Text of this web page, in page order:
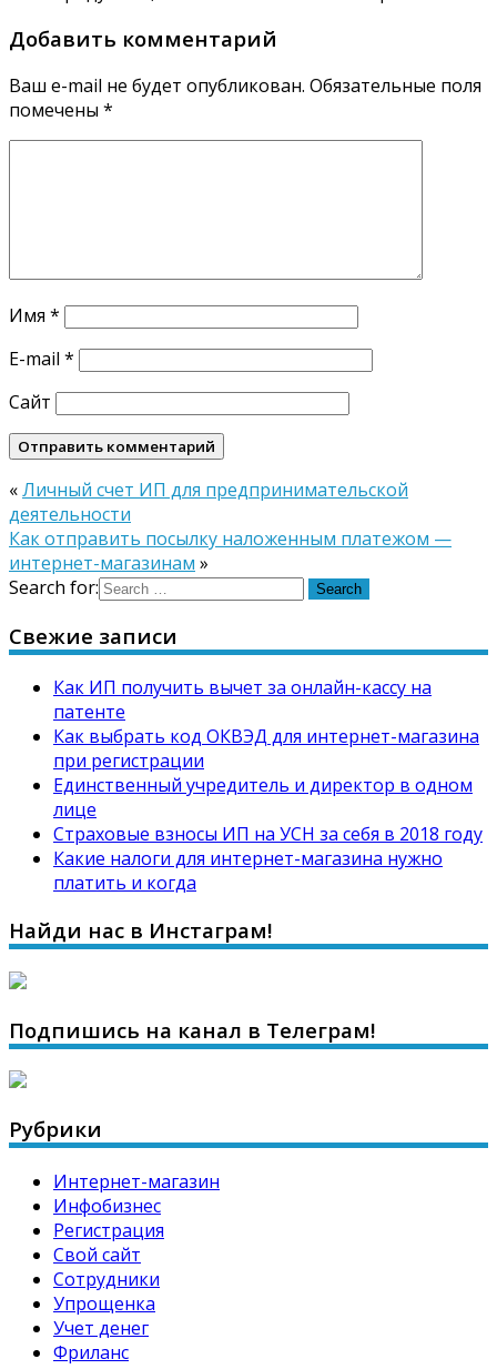
Добавить комментарий
Ваш e-mail не будет опубликован. Обязательные поля
помечены *
Имя *
E-mail *
Сайт
«Личный счет ИП для предпринимательской
деятельности
Как отправить посылку наложенным платежом —
интернет-магазинам »
Search for:
Свежие записи
Как ИП получить вычет за онлайн-кассу на
патенте
Как выбрать код ОКВЭД для интернет-магазина
при регистрации
Единственный учредитель и директор в одном
лице
Страховые взносы ИП на УСН за себя в 2018 году
Какие налоги для интернет-магазина нужно
платить и когда
Найди нас в Инстаграм!
Подпишись на канал в Телеграм!
Рубрики
Интернет-магазин
Инфобизнес
Регистрация
Свой сайт
Сотрудники
Упрощенка
Учет денег
Фриланс